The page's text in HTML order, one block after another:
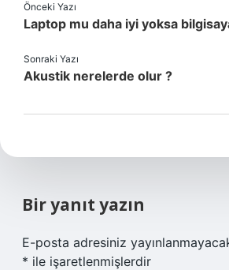
Önceki Yazı
Laptop mu daha iyi yoksa
Sonraki Yazı
Akustik nerelerde olur ?
Bir yanıt yazın
E-posta adresiniz
* ile işaretlenmişlerdir